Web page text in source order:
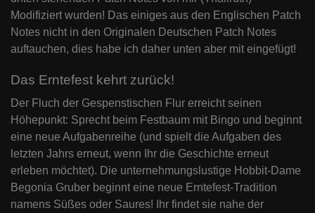
Modifiziert wurden! Das einiges aus den Englischen Patch
Notes nicht in den Originalen Deutschen Patch Notes
auftauchen, dies habe ich daher unten aber mit eingefügt!
Das Erntefest kehrt zurück!
Der Fluch der Gespenstischen Flur erreicht seinen
Höhepunkt: Sprecht beim Festbaum mit Bingo und beginnt
eine neue Aufgabenreihe (und spielt die Aufgaben des
letzten Jahrs erneut, wenn Ihr die Geschichte erneut
erleben möchtet). Die unternehmungslustige Hobbit-Dame
Begonia Gruber beginnt eine neue Erntefest-Tradition
namens Süßes oder Saures! Ihr findet sie nahe der